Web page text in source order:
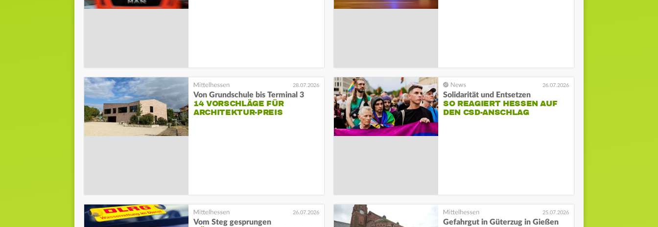
28.07.2026
Von Grundschule bis Terminal 3
14 VORSCHLÄGE FÜR
ARCHITEKTUR-PREIS
26.07.2026
Solidarität und Entsetzen
SO REAGIERT HESSEN AUF
DEN CSD-ANSCHLAG
26.07.2026
Vom Steg gesprungen
25.07.2026
Gefahrgut in Güterzug in Gießen